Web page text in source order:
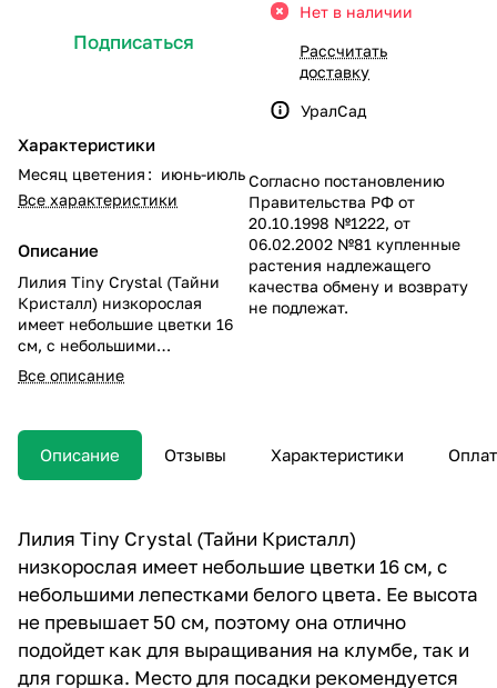
Подписаться
Характеристики
Месяц цветения : июнь-июль
Все характеристики
Описание
Лилия Tiny Crystal (Тайни
Кристалл) низкорослая
имеет небольшие цветки 16
см, с небольшими
лепестками белого цвета. Ее
высота не превышает 50 см,
подойдет как для
выращивания на клумбе, так
и для горшка. Место для
цветение будет более
пышным, а окрас цветков –
более насыщенным.
Все описание
Нет в наличии
Рассчитать
доставку
УралСад
Согласно постановлению
Правительства РФ от
20.10.1998 №1222, от
06.02.2002 №81 купленные
растения надлежащего
качества обмену и возврату
не подлежат.
Описание Отзывы Характеристики
Лилия Tiny Crystal (Тайни Кристалл)
низкорослая имеет небольшие цветки 16 см, с
небольшими лепестками белого цвета. Ее высота
не превышает 50 см, поэтому она отлично
подойдет как для выращивания на клумбе, так и
для горшка. Место для посадки рекомендуется